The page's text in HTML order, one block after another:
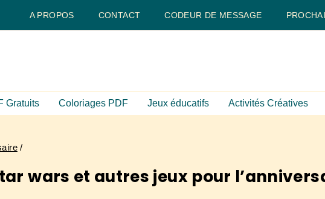
A PROPOS CONTACT CODEUR DE MESSAGE
Gratuits Coloriages PDF Jeux éducatifs Activités Créatives
/
wars et autres jeux pour